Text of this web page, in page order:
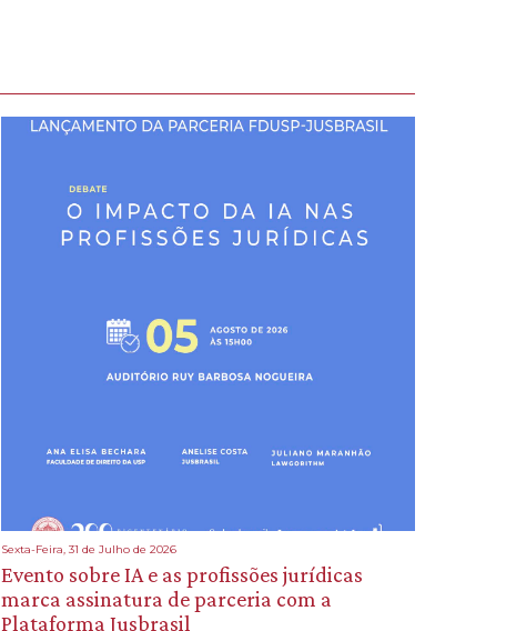
Sexta-Feira, 31 de Julho de 2026
Evento sobre IA e as profissões jurídicas
marca assinatura de parceria com a
Plataforma Jusbrasil